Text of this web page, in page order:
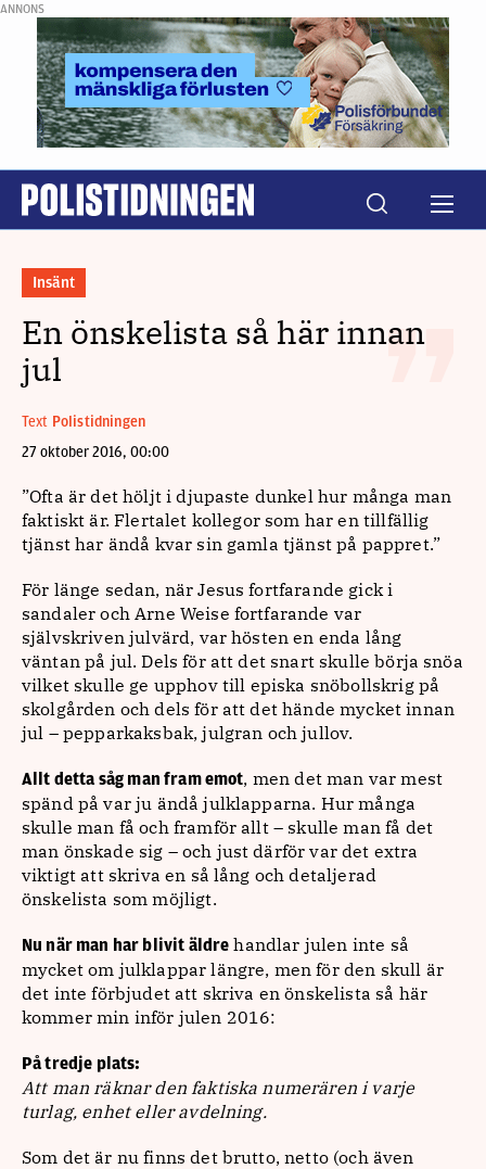
ANNONS
Insänt
En önskelista så här innan
jul
Text Polistidningen
27 oktober 2016, 00:00
”Ofta är det höljt i djupaste dunkel hur många man
faktiskt är. Flertalet kollegor som har en tillfällig
tjänst har ändå kvar sin gamla tjänst på pappret.”
För länge sedan, när Jesus fortfarande gick i
sandaler och Arne Weise fortfarande var
självskriven julvärd, var hösten en enda lång
väntan på jul. Dels för att det snart skulle börja snöa
vilket skulle ge upphov till episka snöbollskrig på
skolgården och dels för att det hände mycket innan
jul – pepparkaksbak, julgran och jullov.
Allt detta såg man fram emot, men det man var mest
spänd på var ju ändå julklapparna. Hur många
skulle man få och framför allt – skulle man få det
man önskade sig – och just därför var det extra
viktigt att skriva en så lång och detaljerad
önskelista som möjligt.
Nu när man har blivit äldre handlar julen inte så
mycket om julklappar längre, men för den skull är
det inte förbjudet att skriva en önskelista så här
kommer min inför julen 2016:
På tredje plats:
Att man räknar den faktiska numerären i varje
turlag, enhet eller avdelning.
Som det är nu finns det brutto, netto (och även